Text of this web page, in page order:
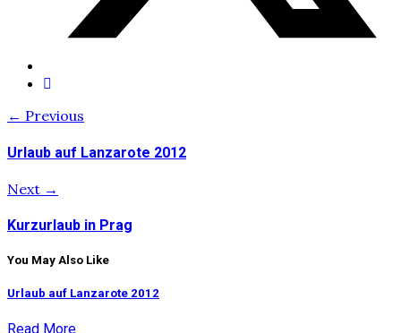
← Previous
Urlaub auf Lanzarote 2012
Next →
Kurzurlaub in Prag
You May Also Like
Urlaub auf Lanzarote 2012
Read More